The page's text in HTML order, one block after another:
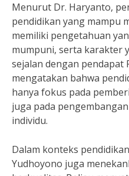
Menurut Dr. Haryanto,
pendidikan yang mampu
memiliki pengetahuan
mumpuni, serta karakter
sejalan dengan pendapat
mengatakan bahwa
hanya fokus pada
juga pada
individu.
Dalam konteks
Yudhoyono juga